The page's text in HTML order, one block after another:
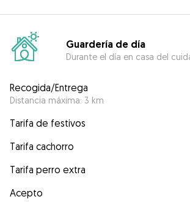
Guardería de día
Durante el día en casa del
Recogida/Entrega
Distancia máxima: 3 km
Tarifa de festivos
Tarifa cachorro
Tarifa perro extra
Acepto